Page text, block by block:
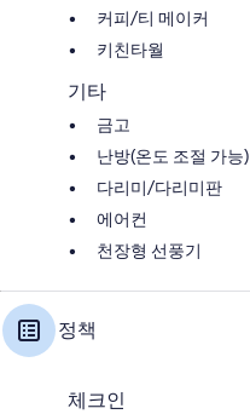
커피/티 메이커
키친타월
기타
금고
난방(온도 조절 가능)
다리미/다리미판
에어컨
천장형 선풍기
정책
체크인